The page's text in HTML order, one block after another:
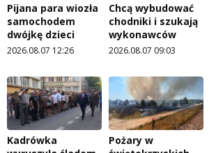
Pijana para wiozła
samochodem
dwójkę dzieci
2026.08.07 12:26
Chcą wybudować
chodniki i szukają
wykonawców
2026.08.07 09:03
Kadrówka
Pożary w